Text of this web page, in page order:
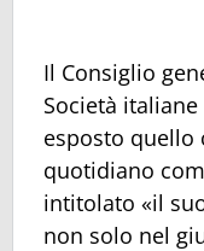
Il Consiglio
Società
esposto quello
quotidiano
intitolato «il
non solo nel